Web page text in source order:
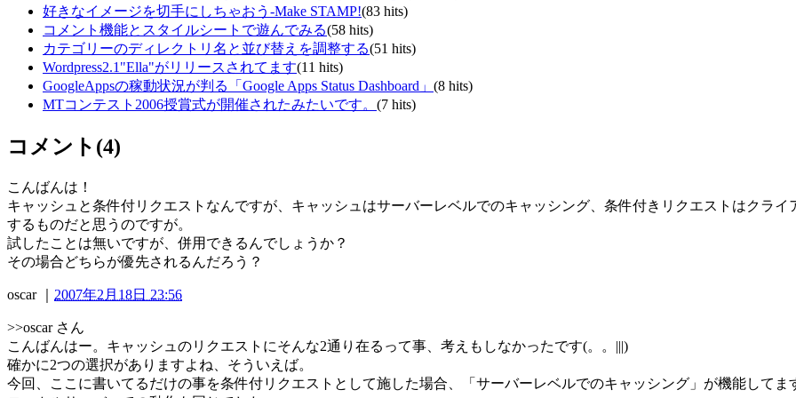
好きなイメージを切手にしちゃおう-Make STAMP!(83 hits)
コメント機能とスタイルシートで遊んでみる(58 hits)
カテゴリーのディレクトリ名と並び替えを調整する(51 hits)
Wordpress2.1"Ella"がリリースされてます(11 hits)
GoogleAppsの稼動状況が判る「Google Apps Status Dashboard」 (8 hits)
MTコンテスト2006授賞式が開催されたみたいです。 (7 hits)
コメント(4)
こんばんは！
キャッシュと条件付リクエストなんですが、キャッシュはサーバーレベルでのキャッシング、条件付きリクエストはクラ
するものだと思うのですが。
試したことは無いですが、併用できるんでしょうか？
その場合どちらが優先されるんだろう？
oscar｜ 2007年2月18日 23:56
>>oscar さん
こんばんはー。キャッシュのリクエストにそんな2通り在るって事、考えもしなかったです(。。|||)
確かに2つの選択がありますよね、そういえば。
今回、ここに書いてるだけの事を条件付リクエストとして施した場合、「サーバーレベルでのキャッシング」が機能してま